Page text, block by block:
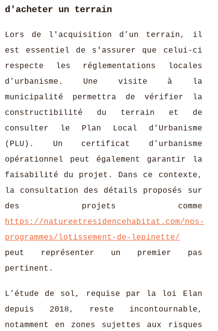
d'acheter un terrain
Lors de l'acquisition d’un terrain, il
est essentiel de s'assurer que celui-ci
respecte les réglementations locales
d’urbanisme. Une visite à la
municipalité permettra de vérifier la
constructibilité du terrain et de
consulter le Plan Local d'Urbanisme
(PLU). Un certificat d’urbanisme
opérationnel peut également garantir la
faisabilité du projet. Dans ce contexte,
la consultation des détails proposés sur
des projets comme
https://natureetresidencehabitat.com/nos-
programmes/lotissement-de-lepinette/
peut représenter un premier pas
pertinent.
L’étude de sol, requise par la loi Elan
depuis 2018, reste incontournable,
notamment en zones sujettes aux risques